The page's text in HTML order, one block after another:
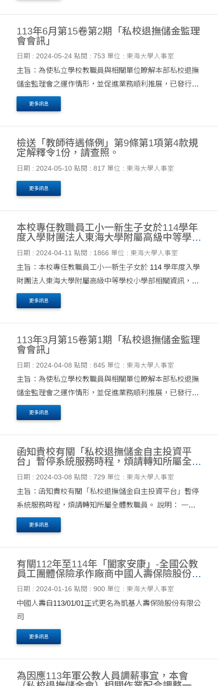
113年6月第15卷第2期「私校退撫儲金監理
會會訊」
日期 : 2024-05-24 點閱 : 753 單位 : 東海大學人事室
主旨：為使私立學校教職員與相關單位瞭解本部私校退撫
儲金監理會之運作情形，並促進業務順利推展，已發行
113年6月第15卷第2期「私校退撫儲金監理會會訊」，提
更多訊息
檢送「教師待遇條例」第9條第1項第4款規
定解釋令1份，請查照。
日期 : 2024-05-10 點閱 : 817 單位 : 東海大學人事室
更多訊息
本校專任教職員工小一新生子女於114學年
度入學財團法人東海大學附屬高級中等學校
小學部相關資訊
日期 : 2024-04-11 點閱 : 1866 單位 : 東海大學人事室
主旨：本校專任教職員工小一新生子女於 114 學年度入學
財團法人東海大學附屬高級中等學校小學部相關資訊，提
供相關人員參閱，請查照。 說明： 一、小學部入學活動
報名期限自113年5月1日(星期三)至113....
更多訊息
113年3月第15卷第1期「私校退撫儲金監理
會會訊」
日期 : 2024-04-08 點閱 : 845 單位 : 東海大學人事室
主旨：為使私立學校教職員與相關單位瞭解本部私校退撫
儲金監理會之運作情形，並促進業務順利推展，已發行
113年3月第15卷第1期「私校退撫儲金監理會會訊」，提
更多訊息
函知貴校有關「私校退撫儲金自主投資平
台」暫停系統服務時程，煩請轉知所屬全體
日期 : 2024-03-08 點閱 : 729 單位 : 東海大學人事室
主旨：函知貴校有關「私校退撫儲金自主投資平台」暫停
系統服務時程，煩請轉知所屬全體教職員。 說明： 一、
配合旨揭系統維護及功能升級，定於以下時段暫停系統服
務： (一)113年3月16日(星期六)00：00 ....
更多訊息
有關112年至114年「闔家安康」-全國公教
員工團體保險承作廠商中國人壽保險股份有
限公司自113年1月1日起正式更名為凱基人
壽保險股份有限公司，請查照轉知。
日期 : 2024-01-16 點閱 : 900 單位 : 東海大學人事室
中國人壽自113/01/01正式更名為凱基人壽保險股份有限公
司
更多訊息
為因應113年軍公教人員調薪事宜，本會